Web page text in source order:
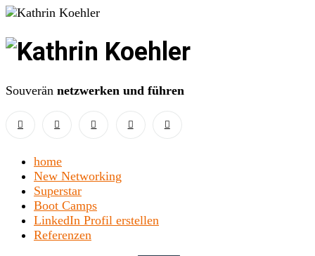
Kathrin
Koehler
Souverän netzwerken und führen
home
New Networking
Superstar
Boot Camps
LinkedIn Profil erstellen
Referenzen